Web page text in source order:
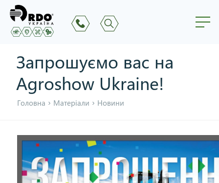
Запрошуємо вас на
Agroshow Ukraine!
Головна › Матеріали › Новини